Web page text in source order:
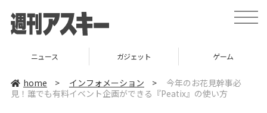
t
o
ニュース ガジェット ゲーム
home > インフォメーション >
今年のお花見幹事必
見！誰でも有料イベント企画ができる『Peatix』の使い方